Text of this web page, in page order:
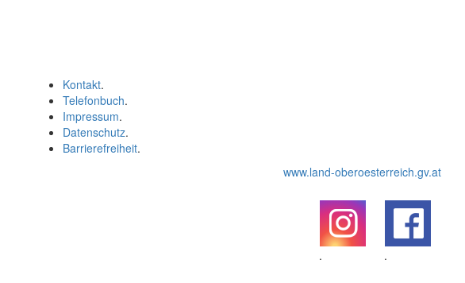
Kontakt.
Telefonbuch.
Impressum.
Datenschutz.
Barrierefreiheit.
www.land-oberoesterreich.gv.at
.
.